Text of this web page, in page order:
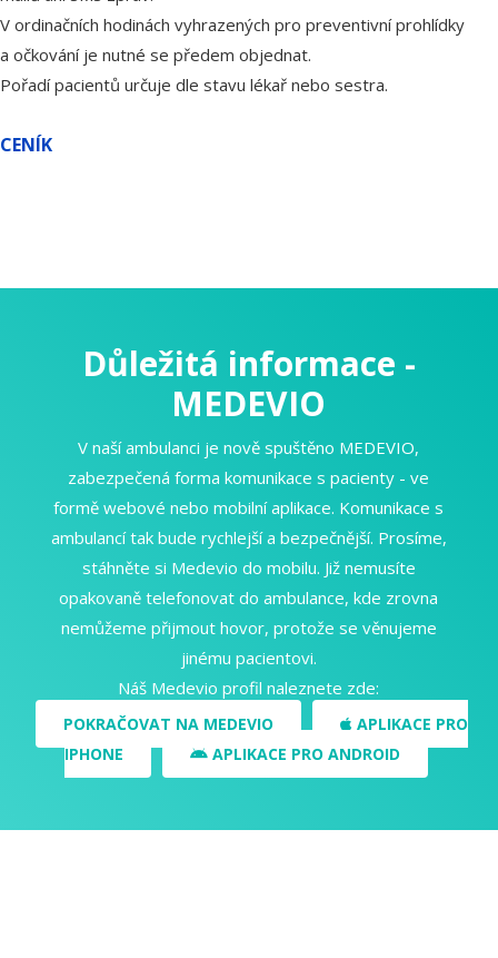
V ordinačních hodinách vyhrazených pro preventivní prohlídky
a očkování je nutné se předem objednat.
Pořadí pacientů určuje dle stavu lékař nebo sestra.
CENÍK
Důležitá informace -
MEDEVIO
V naší ambulanci je nově spuštěno MEDEVIO,
zabezpečená forma komunikace s pacienty - ve
formě webové nebo mobilní aplikace. Komunikace s
ambulancí tak bude rychlejší a bezpečnější. Prosíme,
stáhněte si Medevio do mobilu. Již nemusíte
opakovaně telefonovat do ambulance, kde zrovna
nemůžeme přijmout hovor, protože se věnujeme
jinému pacientovi.
Náš Medevio profil naleznete zde:
POKRAČOVAT NA MEDEVIO
APLIKACE PRO
IPHONE
APLIKACE PRO ANDROID